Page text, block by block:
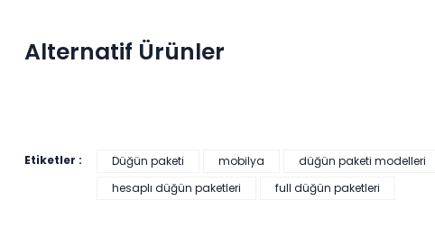
Alternatif Ürünler
Etiketler : Düğün paketi mobilya düğün paketi modelleri
hesaplı düğün paketleri
full düğün paketleri